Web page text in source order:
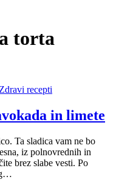
torta
Zdravi recepti
in limete
Ta sladica vam ne bo
iz polnovrednih in
brez slabe vesti. Po